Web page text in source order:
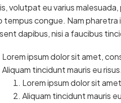
volutpat eu varius
tempus congue. Nam
dapibus, nisi a faucibus
Lorem ipsum dolor sit amet,
Aliquam tincidunt mauris eu risus.
Lorem ipsum dolor sit
Aliquam tincidunt mauris